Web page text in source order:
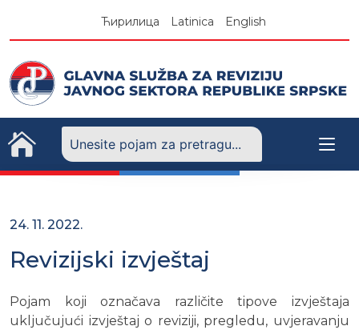
Ћирилица Latinica English
24. 11. 2022.
Revizijski izvještaj
Pojam koji označava različite tipove izvještaja
uključujući izvještaj o reviziji, pregledu, uvjeravanju